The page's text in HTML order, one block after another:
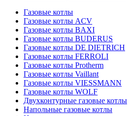
Газовые котлы
Газовые котлы ACV
Газовые котлы BAXI
Газовые котлы BUDERUS
Газовые котлы DE DIETRICH
Газовые котлы FERROLI
Газовые котлы Protherm
Газовые котлы Vaillant
Газовые котлы VIESSMANN
Газовые котлы WOLF
Двухконтурные газовые котлы
Напольные газовые котлы